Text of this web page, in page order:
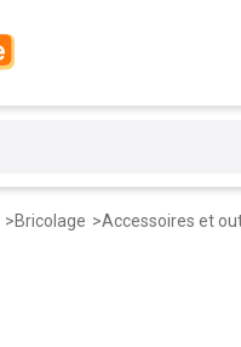
Bricolage Accessoires et